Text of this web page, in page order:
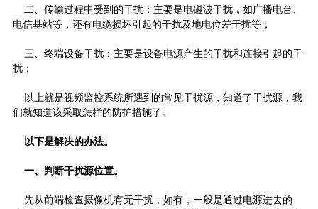
二、传输过程中受到的干扰：主要是电磁波干扰，如广播电台、
电信基站等，还有电缆损坏引起的干扰及地电位差干扰等；
三、终端设备干扰：主要是设备电源产生的干扰和连接引起的干
扰；
以上就是视频监控系统所遇到的常见干扰源，知道了干扰源，我
们就知道该采取怎样的防护措施了。
以下是解决的办法。
一、判断干扰源位置。
先从前端检查摄像机有无干扰，如有，一般是通过电源进去的